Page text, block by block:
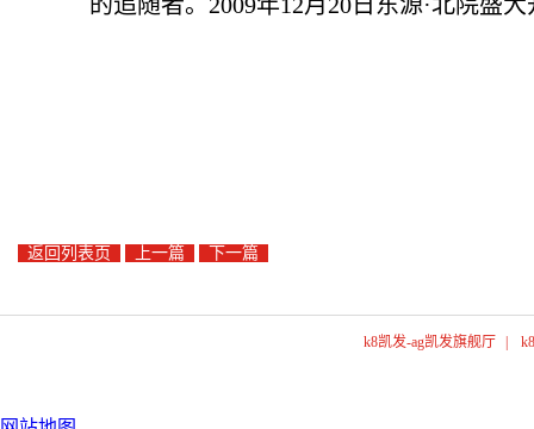
返回列表页 上一篇 下一篇
k8凯发-ag凯发旗舰厅